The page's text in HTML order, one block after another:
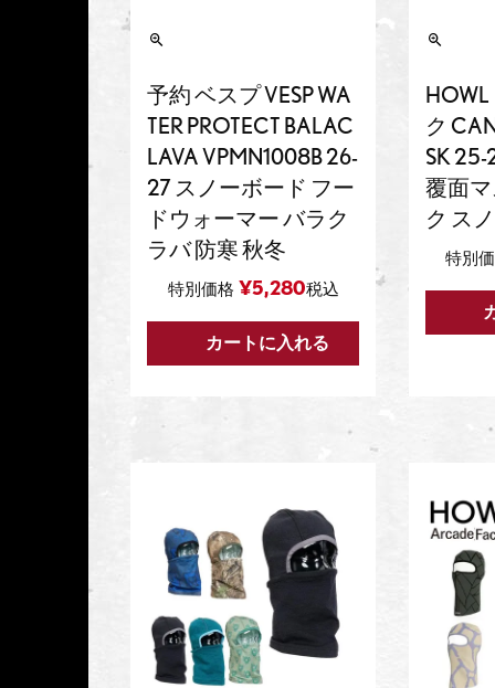
予約 ベスプ VESP WA
TER PROTECT BALAC
LAVA VPMN1008B 26-
27 スノーボード フー
ドウォーマー バラク
ラバ 防寒 秋冬
特別価格 ¥5,280税込
カートに入れる
ク
SK
覆面
ク ス
特別